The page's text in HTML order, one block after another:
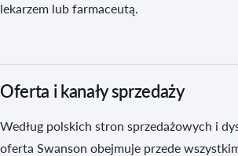
lekarzem lub farmaceutą.
Oferta i kanały sprzedaży
Według polskich stron sprzedażowych i
oferta Swanson obejmuje przede